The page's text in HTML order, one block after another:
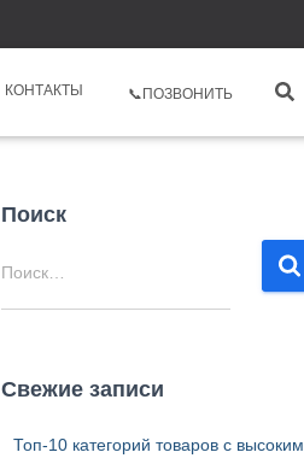
КОНТАКТЫ 📞ПОЗВОНИТЬ
Поиск
Н
й
:
Поиск…
Свежие записи
Топ-10 категорий товаров с высоким